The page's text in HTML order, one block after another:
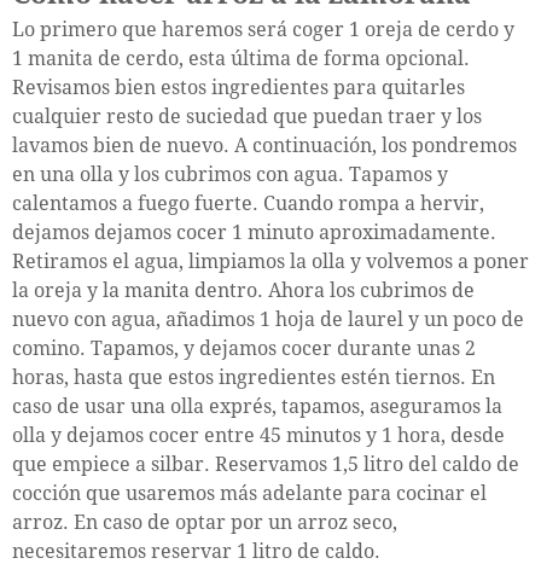
Lo primero que haremos será coger 1 oreja de cerdo y
1 manita de cerdo, esta última de forma opcional.
Revisamos bien estos ingredientes para quitarles
cualquier resto de suciedad que puedan traer y los
lavamos bien de nuevo. A continuación, los pondremos
en una olla y los cubrimos con agua. Tapamos y
calentamos a fuego fuerte. Cuando rompa a hervir,
dejamos dejamos cocer 1 minuto aproximadamente.
Retiramos el agua, limpiamos la olla y volvemos a poner
la oreja y la manita dentro. Ahora los cubrimos de
nuevo con agua, añadimos 1 hoja de laurel y un poco de
comino. Tapamos, y dejamos cocer durante unas 2
horas, hasta que estos ingredientes estén tiernos. En
caso de usar una olla exprés, tapamos, aseguramos la
olla y dejamos cocer entre 45 minutos y 1 hora, desde
que empiece a silbar. Reservamos 1,5 litro del caldo de
cocción que usaremos más adelante para cocinar el
arroz. En caso de optar por un arroz seco,
necesitaremos reservar 1 litro de caldo.